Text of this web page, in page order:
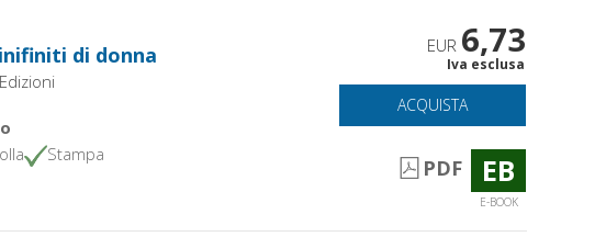
di donna
Stampa
EUR 6,73
Iva esclusa
ACQUISTA
PDF EB
E-BOOK